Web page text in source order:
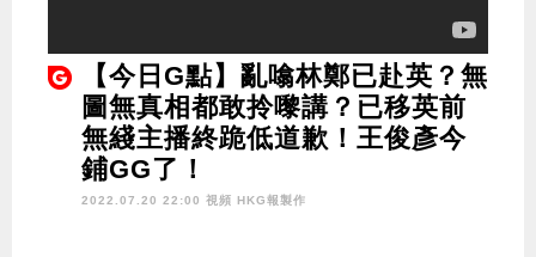
【今日G點】亂噏林鄭已赴英？無
圖無真相都敢拎嚟講？已移英前
無綫主播終跪低道歉！王俊彥今
鋪GG了！
2022.07.20 22:00 視頻 HKG報製作